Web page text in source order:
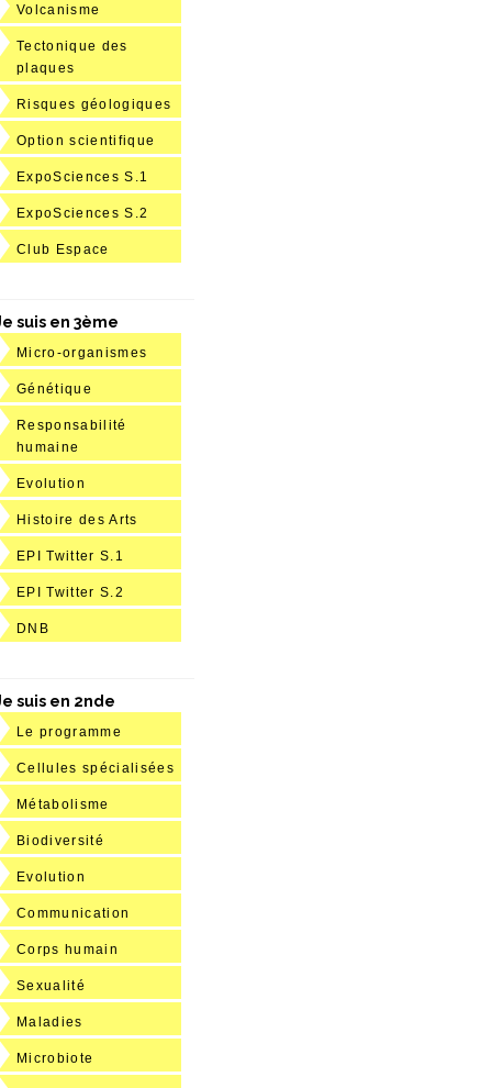
Volcanisme
Tectonique des
plaques
Risques géologiques
Option scientifique
ExpoSciences S.1
ExpoSciences S.2
Club Espace
suis en 3ème
Micro-organismes
Génétique
Responsabilité
humaine
Evolution
Histoire des Arts
EPI Twitter S.1
EPI Twitter S.2
DNB
suis en 2nde
Le programme
Cellules spécialisées
Métabolisme
Biodiversité
Evolution
Communication
Corps humain
Sexualité
Maladies
Microbiote